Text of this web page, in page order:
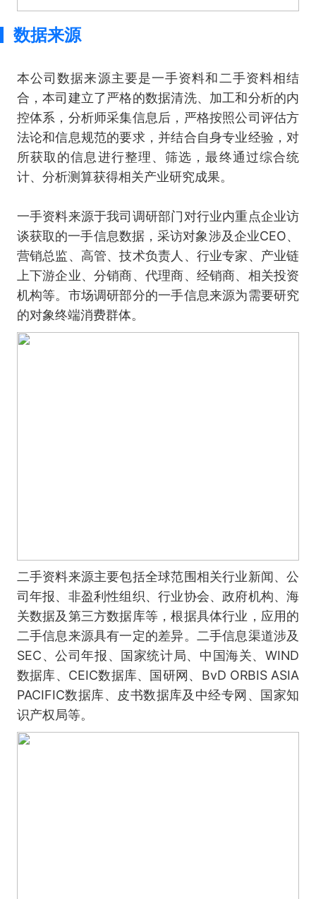
数据来源
本公司数据来源主要是一手资料和二手资料相结
合，本司建立了严格的数据清洗、加工和分析的内
控体系，分析师采集信息后，严格按照公司评估方
法论和信息规范的要求，并结合自身专业经验，对
所获取的信息进行整理、筛选，最终通过综合统
计、分析测算获得相关产业研究成果。
一手资料来源于我司调研部门对行业内重点企业访
谈获取的一手信息数据，采访对象涉及企业CEO、
营销总监、高管、技术负责人、行业专家、产业链
上下游企业、分销商、代理商、经销商、相关投资
机构等。市场调研部分的一手信息来源为需要研究
的对象终端消费群体。
二手资料来源主要包括全球范围相关行业新闻、公
司年报、非盈利性组织、行业协会、政府机构、海
关数据及第三方数据库等，根据具体行业，应用的
二手信息来源具有一定的差异。二手信息渠道涉及
SEC、公司年报、国家统计局、中国海关、WIND
数据库、CEIC数据库、国研网、BvD ORBIS ASIA
PACIFIC数据库、皮书数据库及中经专网、国家知
识产权局等。